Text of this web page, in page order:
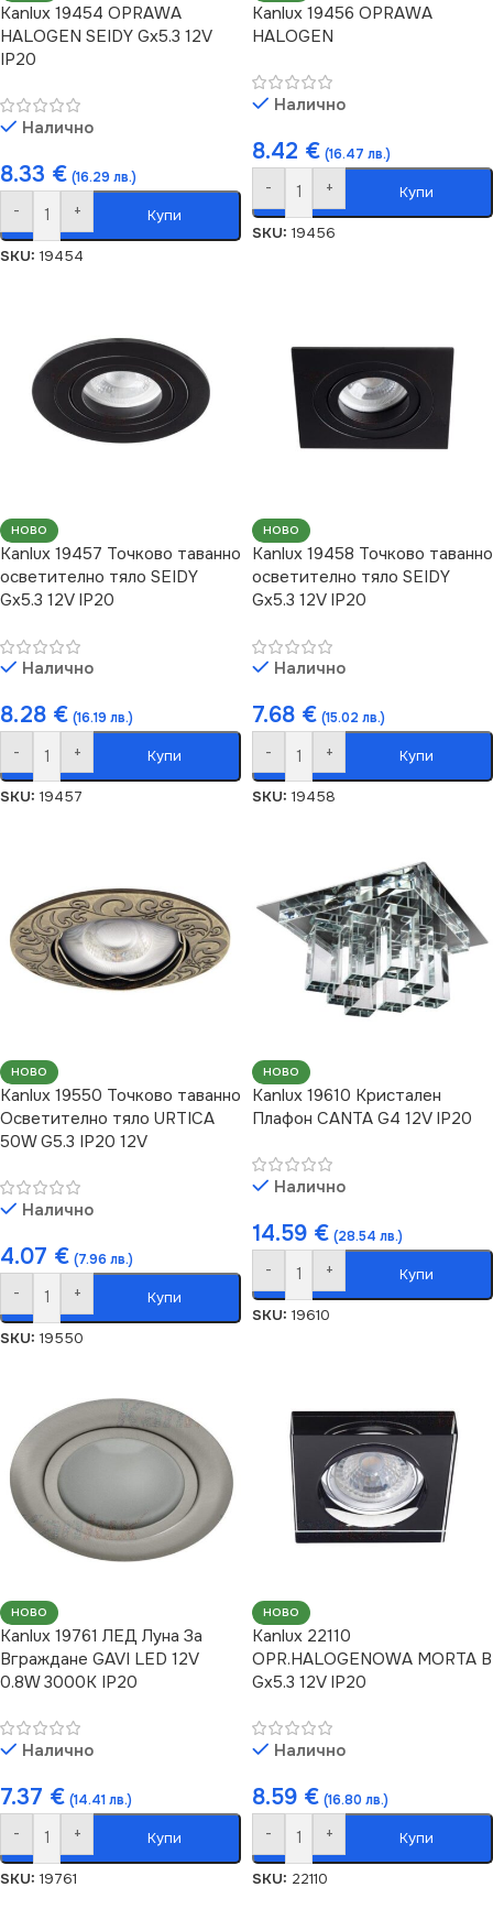
Kanlux 19454 OPRAWA
HALOGEN SEIDY Gx5.3 12V
IP20
Налично
8.33 € (16.29 лв.)
- + Купи
SKU: 19454
Kanlux 19456 OPRAWA
HALOGEN
Налично
8.42 € (16.47 лв.)
- + Купи
SKU: 19456
НОВО
Kanlux 19457 Точково таванно
осветително тяло SEIDY
Gx5.3 12V IP20
Налично
8.28 € (16.19 лв.)
- + Купи
SKU: 19457
НОВО
Kanlux 19458 Точково таванно
осветително тяло SEIDY
Gx5.3 12V IP20
Налично
7.68 € (15.02 лв.)
- + Купи
SKU: 19458
НОВО
Kanlux 19550 Точково таванно
Осветително тяло URTICA
50W G5.3 IP20 12V
Налично
4.07 € (7.96 лв.)
- + Купи
SKU: 19550
НОВО
Kanlux 19610 Кристален
Плафон CANTA G4 12V IP20
Налично
14.59 € (28.54 лв.)
- + Купи
SKU: 19610
НОВО
Kanlux 19761 ЛЕД Луна За
Вграждане GAVI LED 12V
0.8W 3000K IP20
Налично
7.37 € (14.41 лв.)
- + Купи
SKU: 19761
НОВО
Kanlux 22110
OPR.HALOGENOWA MORTA B
Gx5.3 12V IP20
Налично
8.59 € (16.80 лв.)
- + Купи
SKU: 22110